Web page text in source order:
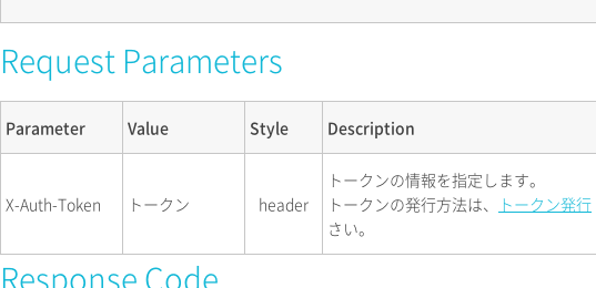
Request Parameters
Parameter Value Style Description
X-Auth-Token トークン header
トークンの情報を指定します。
トークンの発行方法は、
トークン発行
さい。
Response Code